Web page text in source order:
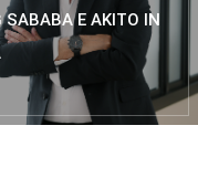
SABABA E AKITO IN